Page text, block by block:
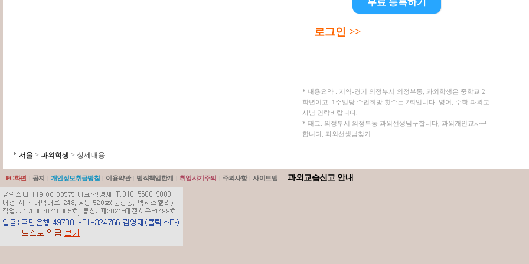
무료 등록하기
로그인 >>
* 내용요약 : 지역-경기 의정부시 의정부동, 과외학생은 중학교 2
학년이고, 1주일당 수업희망 횟수는 2회입니다. 영어, 수학 과외교
사님 연락바랍니다.
* 태그: 의정부시 의정부동 과외선생님구합니다, 과외개인교사구
합니다, 과외선생님찾기
서울 > 과외학생 > 상세내용
PC화면 공지 개인정보취급방침 이용약관 법적책임한계 취업사기주의 주의사항 사이트맵 과외교습신고 안내